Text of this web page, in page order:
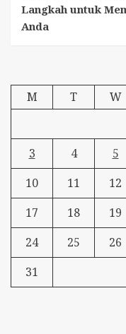
Langkah untuk
Anda
M
T W
3
4 5
10
11 12
17
18 19
24
25 26
31